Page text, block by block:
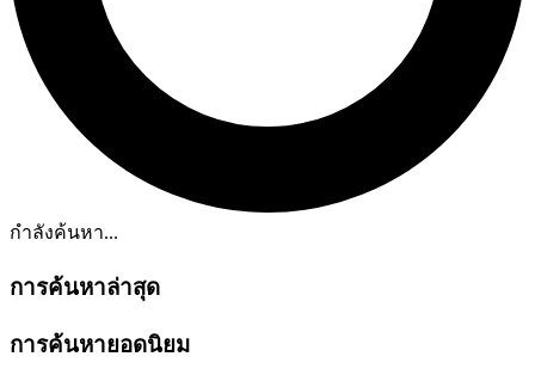
กำลังค้นหา...
การค้นหาล่าสุด
การค้นหายอดนิยม